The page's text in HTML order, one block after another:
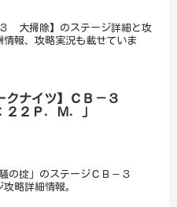
大掃除】のステージ詳細と攻
報、攻略実況も載せていま
クナイツ】ＣＢ－３
２２Ｐ．Ｍ．」
の掟」のステージＣＢ－３
略詳細情報。